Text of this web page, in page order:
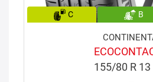
C B
155/80 R 13